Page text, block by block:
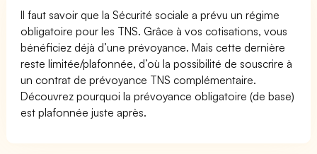
Il faut savoir que la Sécurité sociale a prévu un régime
obligatoire pour les TNS. Grâce à vos cotisations, vous
bénéficiez déjà d’une prévoyance. Mais cette dernière
reste limitée/plafonnée, d’où la possibilité de souscrire à
un contrat de prévoyance TNS complémentaire.
Découvrez pourquoi la prévoyance obligatoire (de base)
est plafonnée juste après.